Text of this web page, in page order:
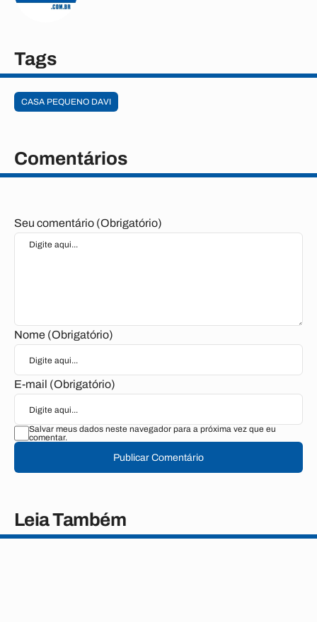
Tags
CASA PEQUENO DAVI
Comentários
Seu comentário (Obrigatório)
Nome (Obrigatório)
E-mail (Obrigatório)
Salvar meus dados neste navegador para a próxima vez que eu
comentar.
Publicar Comentário
Leia Também